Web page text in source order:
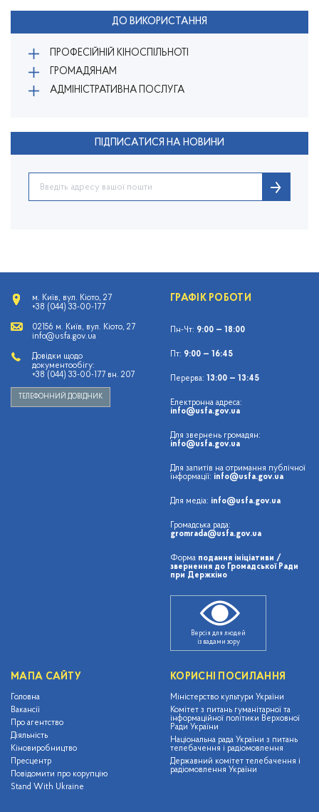
ДО ВИКОРИСТАННЯ
ПРОФЕСІЙНІЙ КІНОСПІЛЬНОТІ
ГРОМАДЯНАМ
АДМІНІСТРАТИВНА ПОСЛУГА
ПІДПИСАТИСЯ НА НОВИНИ
м. Київ, вул. Кіото, 27
+38 (044) 33-00-177
02156 м. Київ, вул. Кіото, 27
info@usfa.gov.ua
Довідки щодо
документообігу:
+38 (044) 33-00-177 вн. 207
ТЕЛЕФОННИЙ ДОВІДНИК
ГРАФІК РОБОТИ
Пн-Чт: 9:00 — 18:00
Пт: 9:00 — 16:45
Перерва: 13:00 — 13:45
Електронна адреса:
info@usfa.gov.ua
Для звернень громадян:
info@usfa.gov.ua
Для запитів на отримання публічної
інформації: info@usfa.gov.ua
Для медіа: info@usfa.gov.ua
Громадська рада:
gromrada@usfa.gov.ua
Форма подання ініціативи /
звернення до Громадської Ради
при Держкіно
Версія для людей
із вадами зору
МАПА САЙТУ
Головна
Вакансії
Про агентство
Діяльність
Кіновиробництво
Пресцентр
Повідомити про корупцію
Stand With Ukraine
КОРИСНІ ПОСИЛАННЯ
Міністерство культури України
Комітет з питань гуманітарної та
інформаційної політики Верховної
Ради України
Національна рада України з питань
телебачення і радіомовлення
Державний комітет телебачення і
радіомовлення України